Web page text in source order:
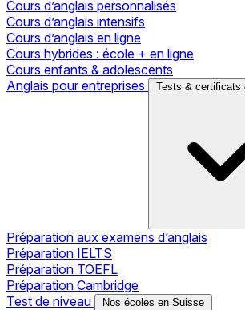
Cours d’anglais personnalisés
Cours d’anglais intensifs
Cours d’anglais en ligne
Cours hybrides : école + en ligne
Cours enfants & adolescents
Anglais pour entreprises
Tests & certificats
Préparation aux examens d’anglais
Préparation IELTS
Préparation TOEFL
Préparation Cambridge
Test de niveau
Nos écoles en Suisse